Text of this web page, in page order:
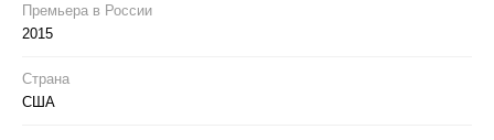
откуда его однажды изгнали…
Премьера в Росcии
2015
Страна
США